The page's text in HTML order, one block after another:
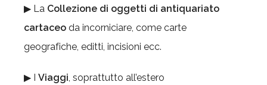
▶ La Collezione di oggetti di antiquariato
cartaceo da incorniciare, come carte
geografiche, editti, incisioni ecc.
▶ I Viaggi, soprattutto all’estero